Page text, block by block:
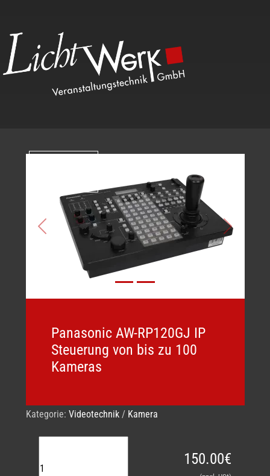
Previous Next
Panasonic AW-RP120GJ IP
Steuerung von bis zu 100
Kameras
Kategorie: Videotechnik/ Kamera
150.00€